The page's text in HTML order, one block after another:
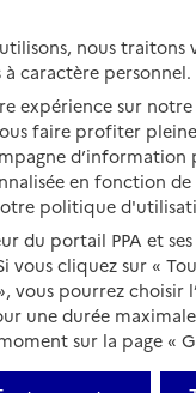
une
Vivre en
Autres
nous traitons
caractère personnel.
expérience sur
faire profiter
en fonction
politique
du portail PPA et
cliquez sur «
vous pourrez
une durée
sur la page «